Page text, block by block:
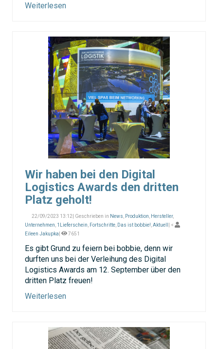
Weiterlesen
Wir haben bei den Digital
Logistics Awards den dritten
Platz geholt!
22/09/2023 13:12| Geschrieben in News Produktion Hersteller,
Unternehmen 1Lieferschein Fortschritte Das ist bobbie! Aktuell
| <
Eileen Jakupka
7651
Es gibt Grund zu feiern bei bobbie, denn wir
durften uns bei der Verleihung des Digital
Logistics Awards am 12. September über den
dritten Platz freuen!
Weiterlesen